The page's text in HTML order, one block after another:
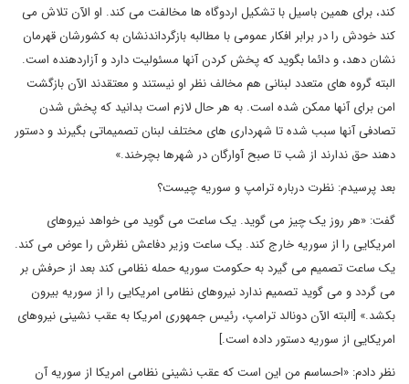
کند، برای همین باسیل با تشکیل اردوگاه ها مخالفت می کند. او الآن تلاش می
کند خودش را در برابر افکار عمومی با مطالبه بازگرداندنشان به کشورشان قهرمان
نشان دهد، و دائما بگوید که پخش کردن آنها مسئولیت دارد و آزاردهنده است.
البته گروه های متعدد لبنانی هم مخالف نظر او نیستند و معتقدند الآن بازگشت
امن برای آنها ممکن شده است. به هر حال لازم است بدانید که پخش شدن
تصادفی آنها سبب شده تا شهرداری های مختلف لبنان تصمیماتی بگیرند و دستور
دهند حق ندارند از شب تا صبح آوارگان در شهرها بچرخند.»
بعد پرسیدم: نظرت درباره ترامپ و سوریه چیست؟
گفت: «هر روز یک چیز می گوید. یک ساعت می گوید می خواهد نیروهای
امریکایی را از سوریه خارج کند. یک ساعت وزیر دفاعش نظرش را عوض می کند.
یک ساعت تصمیم می گیرد به حکومت سوریه حمله نظامی کند بعد از حرفش بر
می گردد و می گوید تصمیم ندارد نیروهای نظامی امریکایی را از سوریه بیرون
بکشد.» [البته الآن دونالد ترامپ، رئیس جمهوری امریکا به عقب نشینی نیروهای
امریکایی از سوریه دستور داده است.]
نظر دادم: «احساسم من این است که عقب نشینی نظامی امریکا از سوریه آن